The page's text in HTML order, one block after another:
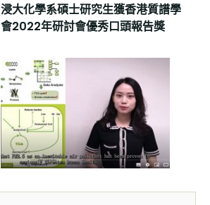
浸大化學系碩士研究生獲香港質譜學
會2022年研討會優秀口頭報告獎